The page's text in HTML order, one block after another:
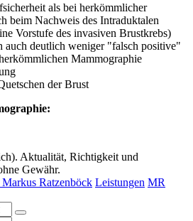
als bei herkömmlicher
beim Nachweis des Intraduktalen
Vorstufe des invasiven Brustkrebs)
auch deutlich weniger "falsch positive"
Mammographie
der Brust
Aktualität, Richtigkeit und
Gewähr.
Ratzenböck Leistungen MR